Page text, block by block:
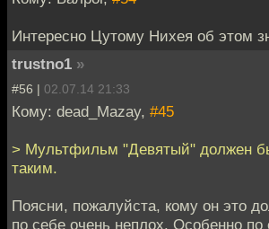
Интересно Цутому Нихея об этом
trustno1 »
#56 | 02.07.14 21:33
Кому: dead_Mazay, #45
> Мультфильм "Девятый" должен
таким.
Поясни, пожалуйста, кому он это
по себе очень неплох. Особенно по